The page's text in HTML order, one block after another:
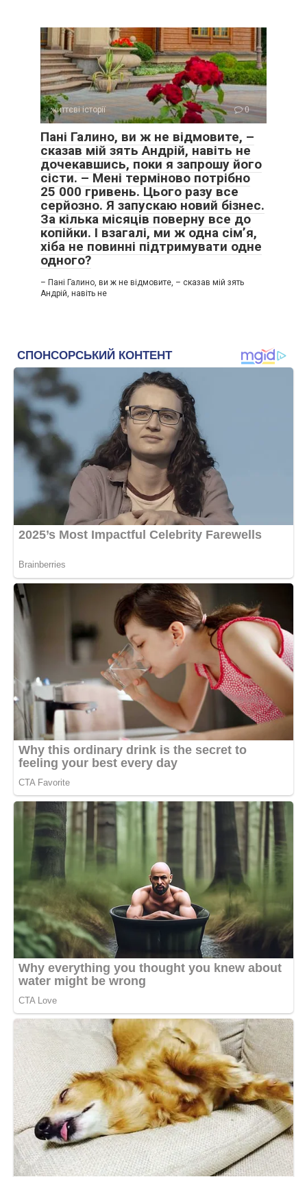
життєві історії 0
Пані Галино, ви ж не відмовите, –
сказав мій зять Андрій, навіть не
дочекавшись, поки я запрошу його
сісти. – Мені терміново потрібно
25 000 гривень. Цього разу все
серйозно. Я запускаю новий бізнес.
За кілька місяців поверну все до
копійки. І взагалі, ми ж одна сім’я,
хіба не повинні підтримувати одне
одного?
– Пані Галино, ви ж не відмовите, – сказав мій зять
Андрій, навіть не